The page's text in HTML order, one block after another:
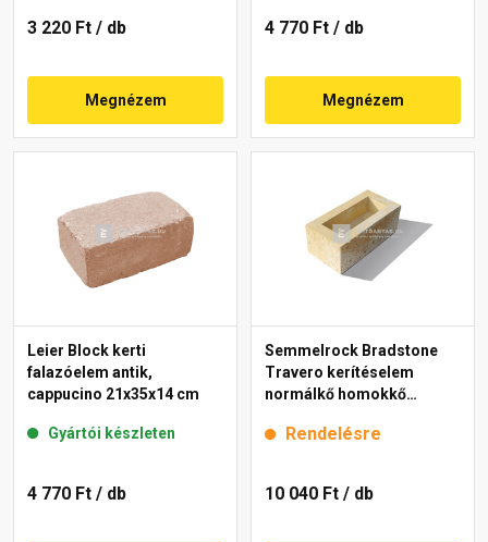
3 220 Ft / db
Megnézem
4 770 Ft / db
Megnézem
Leier Block kerti
falazóelem antik,
cappucino 21x35x14 cm
Gyártói készleten
4 770 Ft / db
Semmelrock Bradstone
Travero kerítéselem
normálkő homokkő
Rendelésre
10 040 Ft / db